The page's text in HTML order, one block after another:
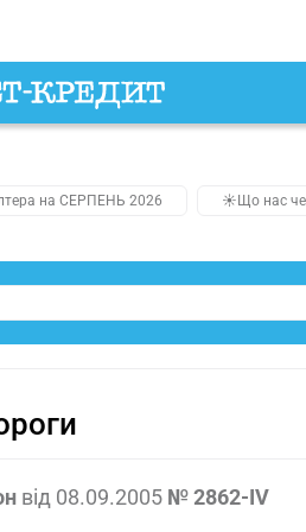
на СЕРПЕНЬ 2026 ☀️Що нас
від 08.09.2005 № 2862-IV